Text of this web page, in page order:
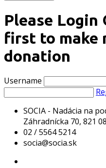
Please Login
first to make
donation
Username
SOCIA - Nadácia na
Záhradnícka 70, 821
02 / 5564 5214
socia@socia.sk